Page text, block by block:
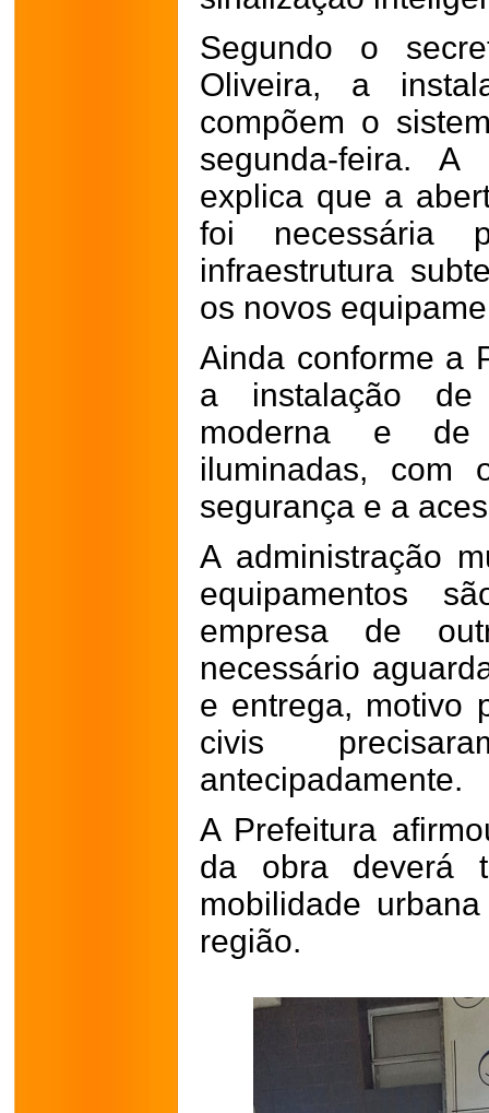
Segundo o
Oliveira, a
compõem o
segunda-feira. A
explica que a
foi necessária
infraestrutura
os novos
Ainda conforme a
a instalação de
moderna e de
iluminadas, com
segurança e a
A administração
equipamentos
empresa de
necessário
e entrega, motivo
civis
antecipadamente.
A Prefeitura
da obra deverá
mobilidade
região.